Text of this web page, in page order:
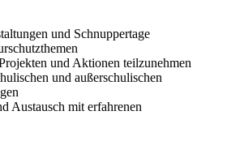
und Schnuppertage
und Aktionen teilzunehmen
und außerschulischen
Austausch mit erfahrenen